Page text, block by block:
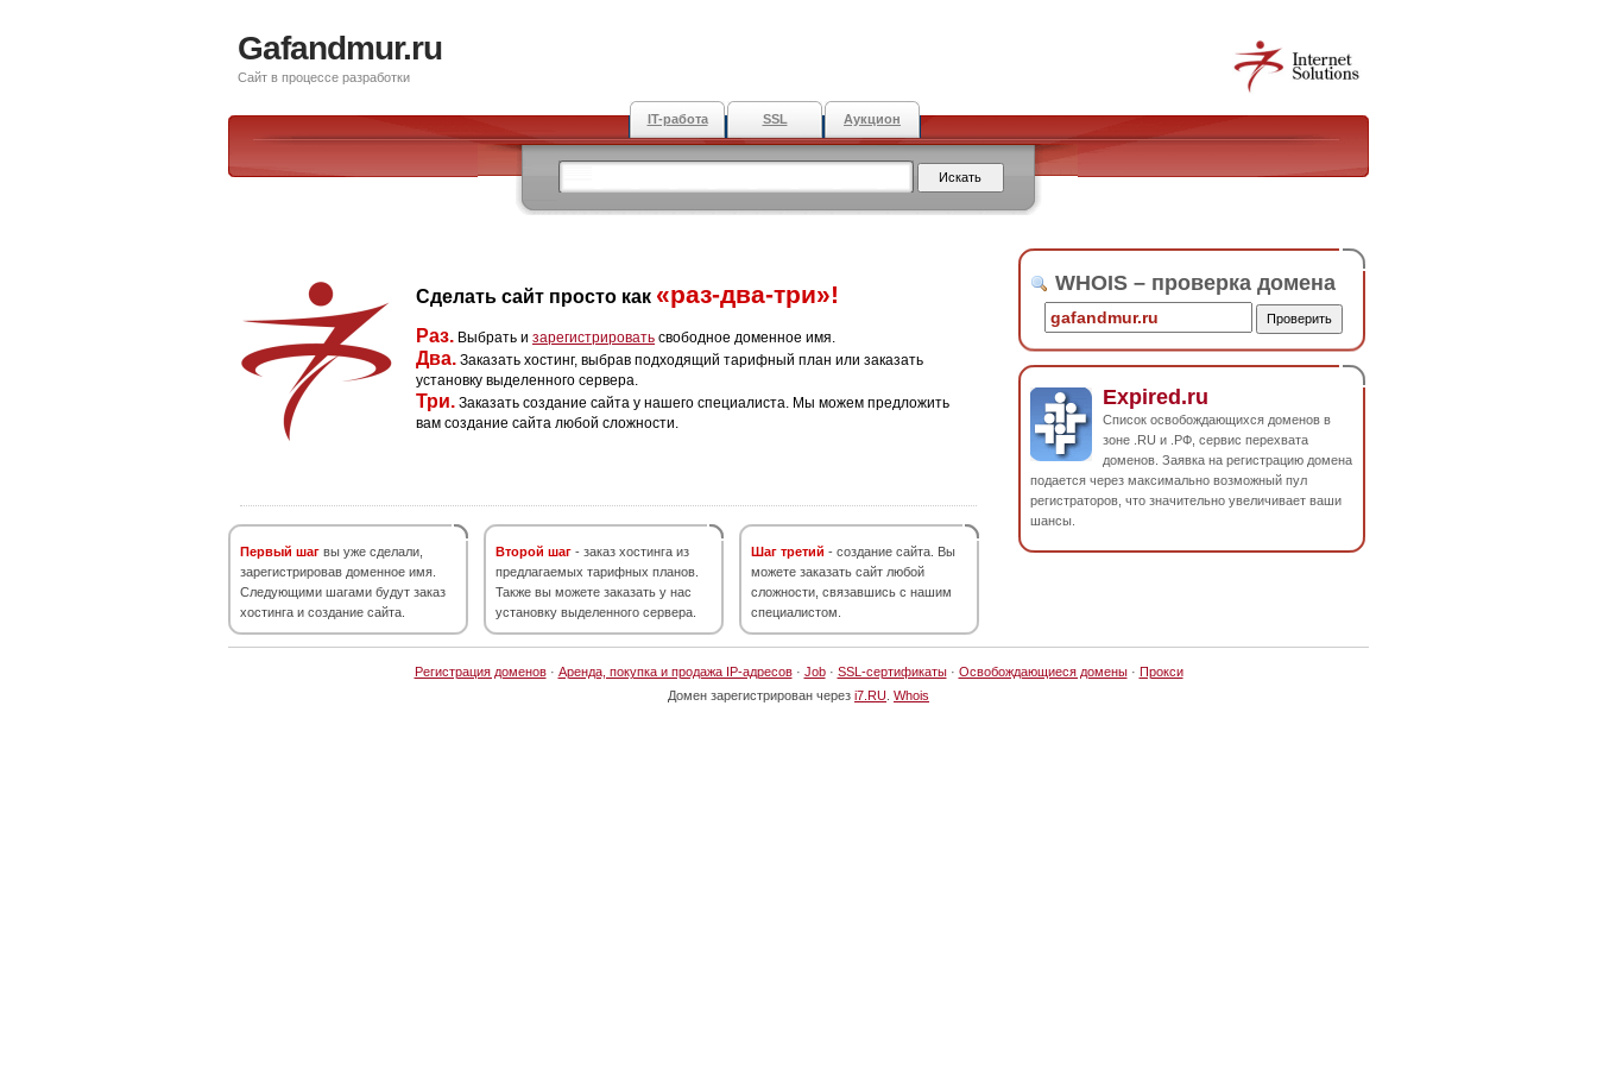
Gafandmur.ru
Сайт в процессе разработки
IT-работа SSL Аукцион
Сделать сайт просто как «раз-два-три»!
Раз. Выбрать и зарегистрировать свободное доменное имя.
Два. Заказать хостинг, выбрав подходящий тарифный план или заказать
установку выделенного сервера.
Три. Заказать создание сайта у нашего специалиста. Мы можем предложить
вам создание сайта любой сложности.
Первый шаг вы уже сделали,
зарегистрировав доменное имя.
Следующими шагами будут заказ
хостинга и создание сайта.
Второй шаг - заказ хостинга из
предлагаемых тарифных планов.
Также вы можете заказать у нас
установку выделенного сервера.
Шаг третий - создание сайта. Вы
можете заказать сайт любой
сложности, связавшись с нашим
специалистом.
WHOIS – проверка домена
Expired.ru
Список освобождающихся доменов в
зоне .RU и .РФ, сервис перехвата
доменов. Заявка на регистрацию домена
подается через максимально возможный пул
регистраторов, что значительно увеличивает ваши
шансы.
Регистрация доменов· Аренда, покупка и продажа IP-адресов· Job· SSL-сертификаты· Освобождающиеся домены· Прокси
Домен зарегистрирован через i7.RU Whois